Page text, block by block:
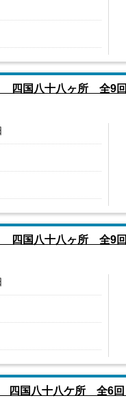
四国八十八ヶ所 全9
四国八十八ヶ所 全9
四国八十八ケ所 全6